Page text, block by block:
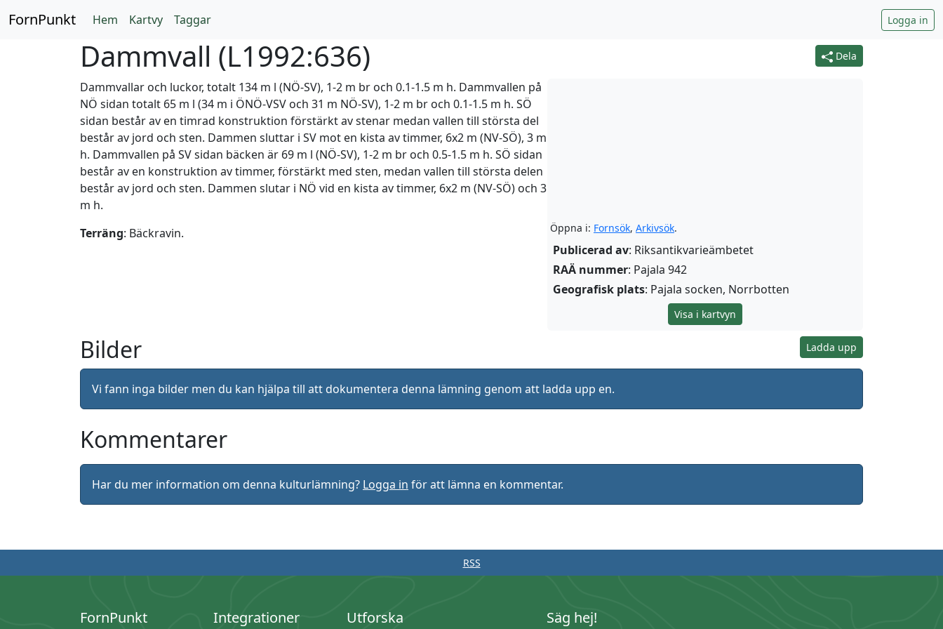
FornPunkt Hem Kartvy Taggar Logga in
Dela
Dammvall (L1992:636)
Öppna i: Fornsök, Arkivsök.
Publicerad av: Riksantikvarieämbetet
RAÄ nummer: Pajala 942
Geografisk plats: Pajala socken, Norrbotten
Visa i kartvyn
Dammvallar och luckor, totalt 134 m l (NÖ-SV), 1-2 m br och 0.1-1.5 m h. Dammvallen på
NÖ sidan totalt 65 m l (34 m i ÖNÖ-VSV och 31 m NÖ-SV), 1-2 m br och 0.1-1.5 m h. SÖ
sidan består av en timrad konstruktion förstärkt av stenar medan vallen till största del
består av jord och sten. Dammen sluttar i SV mot en kista av timmer, 6x2 m (NV-SÖ), 3 m
h. Dammvallen på SV sidan bäcken är 69 m l (NÖ-SV), 1-2 m br och 0.5-1.5 m h. SÖ sidan
består av en konstruktion av timmer, förstärkt med sten, medan vallen till största delen
består av jord och sten. Dammen slutar i NÖ vid en kista av timmer, 6x2 m (NV-SÖ) och 3
m h.
Terräng: Bäckravin.
Ladda upp
Bilder
Vi fann inga bilder men du kan hjälpa till att dokumentera denna lämning genom att ladda upp en.
Kommentarer
Har du mer information om denna kulturlämning? Logga in för att lämna en kommentar.
RSS
FornPunkt Integrationer Utforska Säg hej!